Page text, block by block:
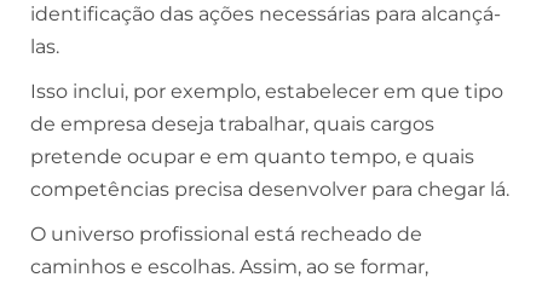
identificação das ações necessárias para alcançá-
las.
Isso inclui, por exemplo, estabelecer em que tipo
de empresa deseja trabalhar, quais cargos
pretende ocupar e em quanto tempo, e quais
competências precisa desenvolver para chegar lá.
O universo profissional está recheado de
caminhos e escolhas. Assim, ao se formar,